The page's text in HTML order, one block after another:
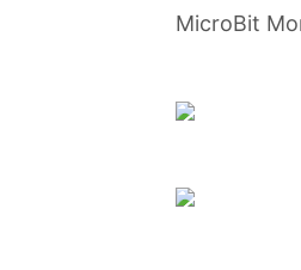
MicroBit